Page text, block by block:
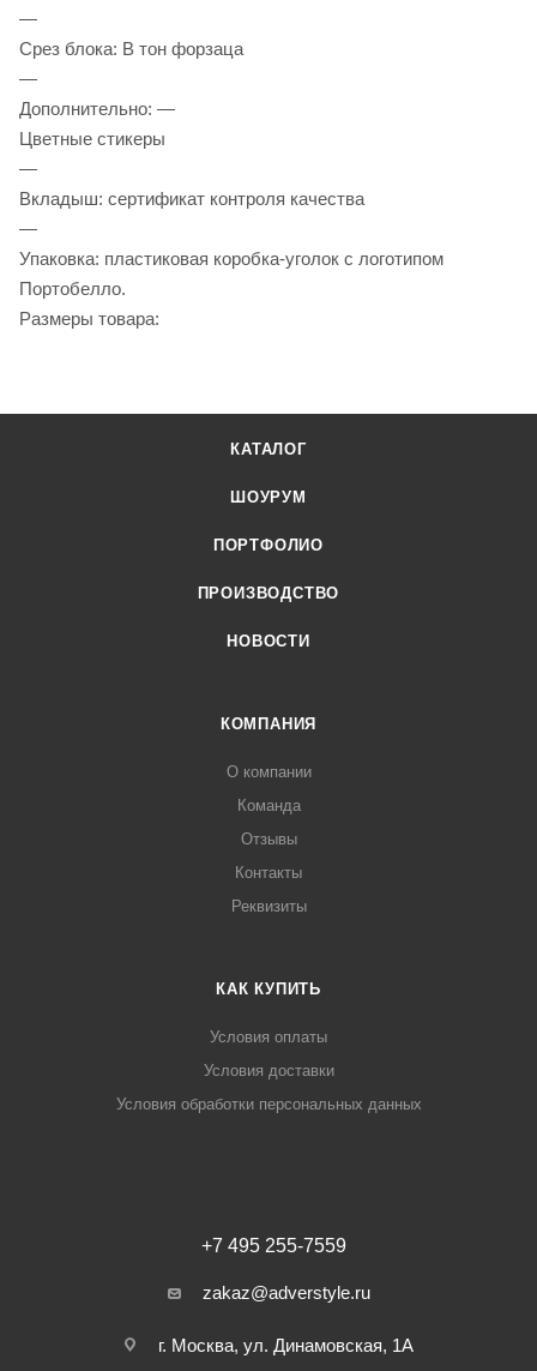
—
Срез блока: В тон форзаца
—
Дополнительно: —
Цветные стикеры
—
Вкладыш: сертификат контроля качества
—
Упаковка: пластиковая коробка-уголок с логотипом
Портобелло.
Размеры товара:
КАТАЛОГ
ШОУРУМ
ПОРТФОЛИО
ПРОИЗВОДСТВО
НОВОСТИ
КОМПАНИЯ
О компании
Команда
Отзывы
Контакты
Реквизиты
КАК КУПИТЬ
Условия оплаты
Условия доставки
Условия обработки персональных данных
+7 495 255-7559
zakaz@adverstyle.ru
г. Москва, ул. Динамовская, 1А